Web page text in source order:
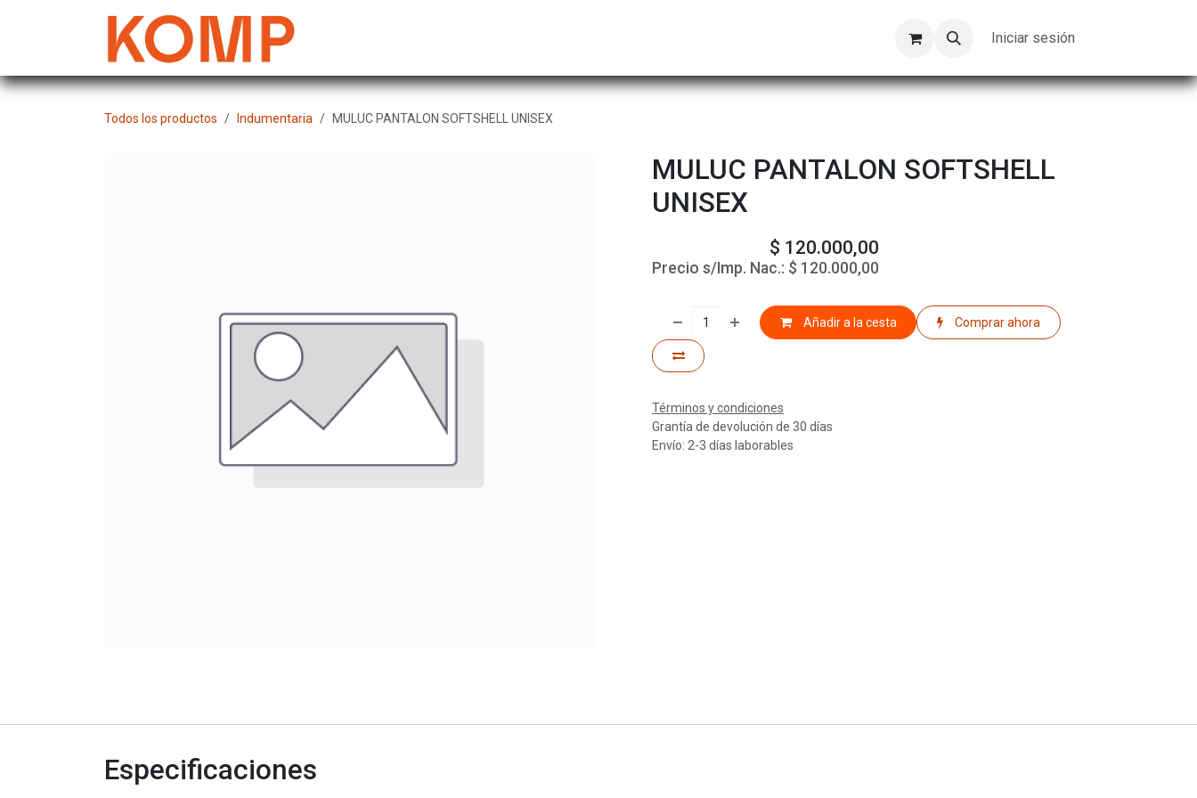
Trabajos Iniciar sesión
Todos los productos Indumentaria MULUC PANTALON SOFTSHELL UNISEX
MULUC PANTALON SOFTSHELL
UNISEX
$ 120.000,00
Precio s/Imp. Nac.: $ 120.000,00
Añadir a la cesta Comprar ahora
Términos y condiciones
Grantía de devolución de 30 días
Envío: 2-3 días laborables
Especificaciones